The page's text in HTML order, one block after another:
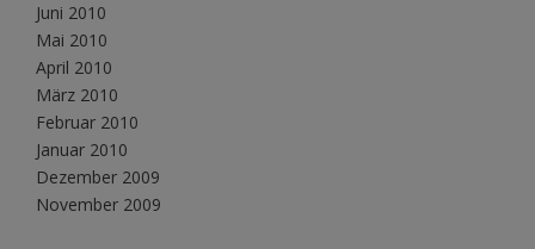
Juni 2010
Mai 2010
April 2010
März 2010
Februar 2010
Januar 2010
Dezember 2009
November 2009